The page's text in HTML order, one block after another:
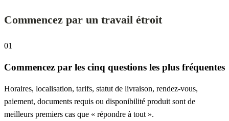
Commencez par un travail étroit
01
Commencez par les cinq questions les plus fréquentes
Horaires, localisation, tarifs, statut de livraison, rendez-vous,
paiement, documents requis ou disponibilité produit sont de
meilleurs premiers cas que « répondre à tout ».